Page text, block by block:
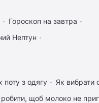
Гороскоп на завтра
Нептун
поту з одягу
Як вибрати
щоб молоко не